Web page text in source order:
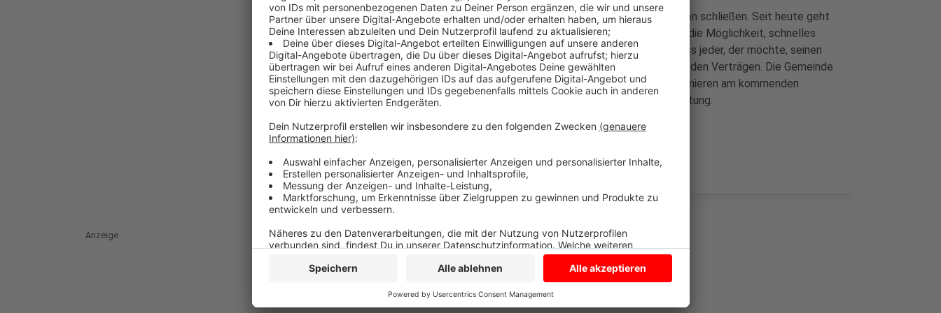
Eine solche Lücke soll sich jetzt in den Havixbecker Bauerschaften schließen. Seit heute geht
es darum, die Nachfrage abzuklopfen. Über 230 Haushalte haben die Möglichkeit, schnelles
Internet zu bekommen. Für das Projekt gibt es Fördergeld, so dass jeder, der möchte, seinen
Anschluß bekommt, ganz unabhängig von einer Mindestanzahl bei den Verträgen. Die Gemeinde
und ein Unternehmen aus Stadtlohn im Nachbarkreis Borken informieren am kommenden
Donnerstag über Einzelheiten bei einer digitalen Auftaktveranstaltung.
Anzeige
Anzeige